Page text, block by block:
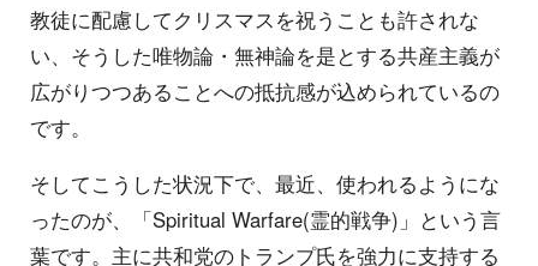
教徒に配慮してクリスマスを祝うことも許されな
い、そうした唯物論・無神論を是とする共産主義が
広がりつつあることへの抵抗感が込められているの
です。
そしてこうした状況下で、最近、使われるようにな
ったのが、「Spiritual Warfare(霊的戦争)」という言
葉です。主に共和党のトランプ氏を強力に支持する